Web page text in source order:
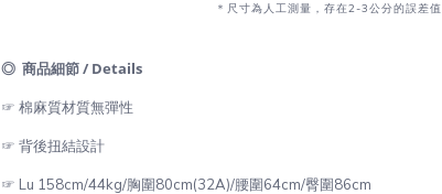
＊尺寸為人工測量，存在2-3公分的誤差值
◎ 商品細節 / Details
☞ 棉麻質材質無彈性
☞ 背後扭結設計
☞ Lu 158cm/44kg/胸圍80cm(32A)/腰圍64cm/臀圍86cm